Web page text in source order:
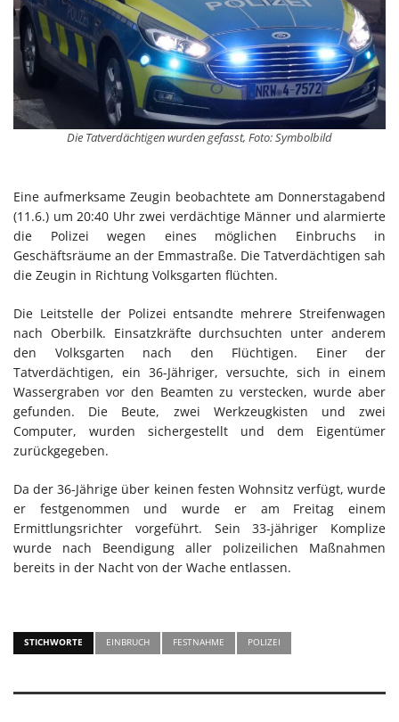
Die Tatverdächtigen wurden gefasst, Foto: Symbolbild
Eine aufmerksame Zeugin beobachtete am Donnerstagabend
(11.6.) um 20:40 Uhr zwei verdächtige Männer und alarmierte
die Polizei wegen eines möglichen Einbruchs in
Geschäftsräume an der Emmastraße. Die Tatverdächtigen sah
die Zeugin in Richtung Volksgarten flüchten.
Die Leitstelle der Polizei entsandte mehrere Streifenwagen
nach Oberbilk. Einsatzkräfte durchsuchten unter anderem
den Volksgarten nach den Flüchtigen. Einer der
Tatverdächtigen, ein 36-Jähriger, versuchte, sich in einem
Wassergraben vor den Beamten zu verstecken, wurde aber
gefunden. Die Beute, zwei Werkzeugkisten und zwei
Computer, wurden sichergestellt und dem Eigentümer
zurückgegeben.
Da der 36-Jährige über keinen festen Wohnsitz verfügt, wurde
er festgenommen und wurde er am Freitag einem
Ermittlungsrichter vorgeführt. Sein 33-jähriger Komplize
wurde nach Beendigung aller polizeilichen Maßnahmen
bereits in der Nacht von der Wache entlassen.
STICHWORTE EINBRUCH FESTNAHME POLIZEI